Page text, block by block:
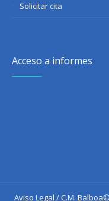
Solicitar cita
Acceso a informes
Aviso Legal / C.M.